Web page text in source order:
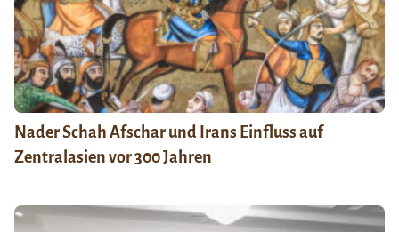
Nader Schah Afschar und Irans Einfluss auf
Zentralasien vor 300 Jahren